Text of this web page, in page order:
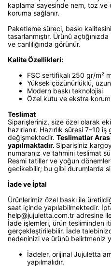
kaplama sayesinde nem, toz ve
koruma sağlanır.
Paketleme süreci, baskı
tasarlanmıştır. Ürünü
ve canlılığında görünür.
Kalite Özellikleri:
FSC sertifikalı 250 gr/m²
Yüksek çözünürlüklü,
Modern baskı teknolojisi
Özel kutu ve ekstra
Teslimat
Siparişleriniz, size özel olarak
hazırlanır. Hazırlık süresi 7–10 iş
değişmektedir. Teslimatlar Aras
yapılmaktadır. Siparişiniz
numaranız ve tahmini teslimat
Resmi tatiller ve yoğun
gecikebilir; bu gibi durumlarda
İade ve İptal
Ürünlerimiz özel baskı ile
saat içinde yapılabilmektedir.
help@jujuletta.com.tr adresine
İade işlemleri, ürün tesliminden
gerçekleştirilebilir. İade
nedeninizi ve ürünü belirtmeniz
İadeler, orijinal Jujuletta
yapılmalıdır.